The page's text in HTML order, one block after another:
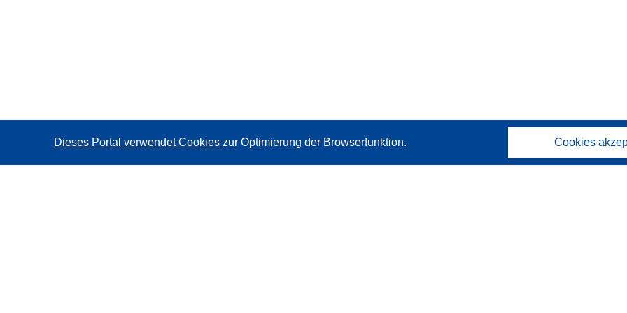
Dieses Portal verwendet Cookies zur Optimierung der Browserfunktion. Cookies